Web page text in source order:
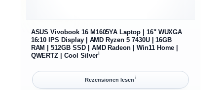
ASUS Vivobook 16 M1605YA Laptop | 16" WUXGA
16:10 IPS Display | AMD Ryzen 5 7430U | 16GB
RAM | 512GB SSD | AMD Radeon | Win11 Home |
QWERTZ | Cool Silverℹ︎
Rezensionen lesen ℹ︎